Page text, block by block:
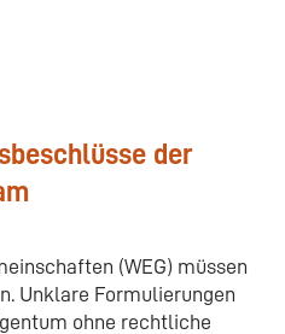
der
(WEG) müssen
Unklare Formulierungen
ohne rechtliche